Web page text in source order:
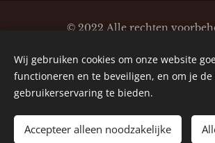
TOEVOEGEN AAN DE
© 2022 Alle rechten
Cookies
Wij gebruiken cookies om onze website
functioneren en te beveiligen, en om je
gebruikerservaring te bieden.
Accepteer alleen noodzakelijke